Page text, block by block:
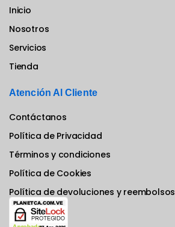
Inicio
Nosotros
Servicios
Tienda
Atención Al Cliente
Contáctanos
Política de Privacidad
Términos y condiciones
Política de Cookies
Política de devoluciones y reembolsos